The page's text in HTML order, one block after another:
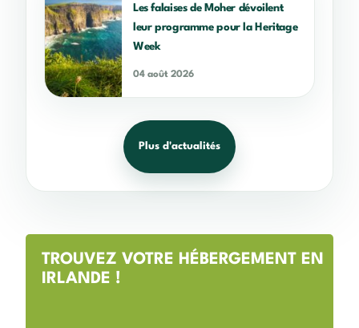
Les falaises de Moher dévoilent
leur programme pour la Heritage
Week
04 août 2026
Plus d'actualités
TROUVEZ VOTRE HÉBERGEMENT EN
IRLANDE !